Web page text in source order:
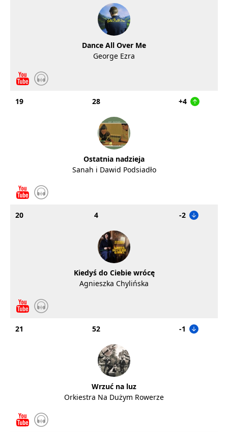
Dance All Over Me
George Ezra
19 28 +4
Ostatnia nadzieja
Sanah i Dawid Podsiadło
20 4 -2
Kiedyś do Ciebie wrócę
Agnieszka Chylińska
21 52 -1
Wrzuć na luz
Orkiestra Na Dużym Rowerze